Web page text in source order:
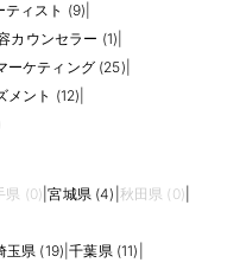
に確認しましょう。売上予
、本部レポートまで担当する
中心の場合もあります。店舗
得、残業の発生しやすい時期
なく、インセンティブ、評価
の昇格実績を見ておくとよいで
、トレーナー、営業、VMD、採
場でブランドを成長させ、チ
県 (0) |宮城県 (4) 秋田県 (0)
玉県 (19) |千葉県 (11)
ティスト (9)
カウンセラー (1)
ーケティング (25)
メント (12)